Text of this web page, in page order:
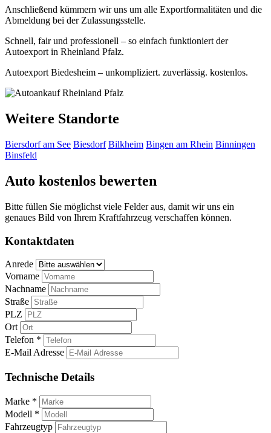
Anschließend kümmern wir uns um alle Exportformalitäten und die
Abmeldung bei der Zulassungsstelle.
Schnell, fair und professionell – so einfach funktioniert der
Autoexport in Rheinland Pfalz.
Autoexport Biedesheim – unkompliziert. zuverlässig. kostenlos.
Weitere Standorte
Biersdorf am See Biesdorf Bilkheim Bingen am Rhein Binningen
Binsfeld
Auto kostenlos bewerten
Bitte füllen Sie möglichst viele Felder aus, damit wir uns ein
genaues Bild von Ihrem Kraftfahrzeug verschaffen können.
Kontaktdaten
Anrede
Vorname
Nachname
Straße
PLZ
Ort
Telefon *
E-Mail Adresse
Technische Details
Marke *
Modell *
Fahrzeugtyp